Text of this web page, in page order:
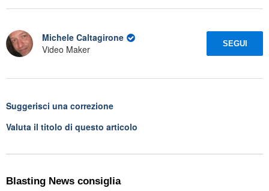
Michele Caltagirone
Video Maker
SEGUI
Suggerisci una correzione
Valuta il titolo di questo articolo
Blasting News consiglia